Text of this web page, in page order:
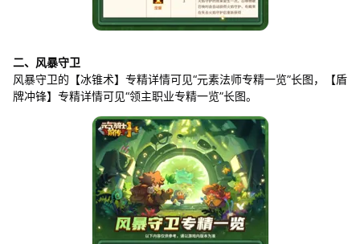
二、风暴守卫
风暴守卫的【冰锥术】专精详情可见“元素法师专精一览”长图，【盾
牌冲锋】专精详情可见“领主职业专精一览”长图。